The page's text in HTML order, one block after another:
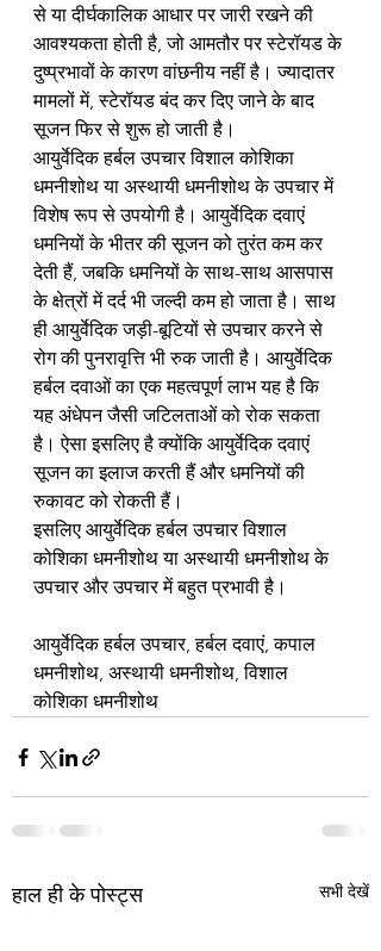
से या दीर्घकालिक आधार पर जारी रखने की
आवश्यकता होती है, जो आमतौर पर स्टेरॉयड के
दुष्प्रभावों के कारण वांछनीय नहीं है। ज्यादातर
मामलों में, स्टेरॉयड बंद कर दिए जाने के बाद
सूजन फिर से शुरू हो जाती है।
आयुर्वेदिक हर्बल उपचार विशाल कोशिका
धमनीशोथ या अस्थायी धमनीशोथ के उपचार में
विशेष रूप से उपयोगी है। आयुर्वेदिक दवाएं
धमनियों के भीतर की सूजन को तुरंत कम कर
देती हैं, जबकि धमनियों के साथ-साथ आसपास
के क्षेत्रों में दर्द भी जल्दी कम हो जाता है। साथ
ही आयुर्वेदिक जड़ी-बूटियों से उपचार करने से
रोग की पुनरावृत्ति भी रुक जाती है। आयुर्वेदिक
हर्बल दवाओं का एक महत्वपूर्ण लाभ यह है कि
यह अंधेपन जैसी जटिलताओं को रोक सकता
है। ऐसा इसलिए है क्योंकि आयुर्वेदिक दवाएं
सूजन का इलाज करती हैं और धमनियों की
रुकावट को रोकती हैं।
इसलिए आयुर्वेदिक हर्बल उपचार विशाल
कोशिका धमनीशोथ या अस्थायी धमनीशोथ के
उपचार और उपचार में बहुत प्रभावी है।
आयुर्वेदिक हर्बल उपचार, हर्बल दवाएं, कपाल
धमनीशोथ, अस्थायी धमनीशोथ, विशाल
कोशिका धमनीशोथ
हाल ही के पोस्ट्स सभी देखें